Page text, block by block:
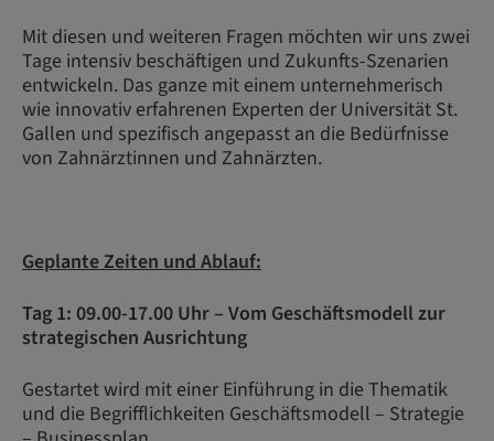
Mit diesen und weiteren Fragen möchten wir uns zwei
Tage intensiv beschäftigen und Zukunfts-Szenarien
entwickeln. Das ganze mit einem unternehmerisch
wie innovativ erfahrenen Experten der Universität St.
Gallen und spezifisch angepasst an die Bedürfnisse
von Zahnärztinnen und Zahnärzten.
Geplante Zeiten und Ablauf:
Tag 1: 09.00-17.00 Uhr – Vom Geschäftsmodell zur
strategischen Ausrichtung
Gestartet wird mit einer Einführung in die Thematik
und die Begrifflichkeiten Geschäftsmodell – Strategie